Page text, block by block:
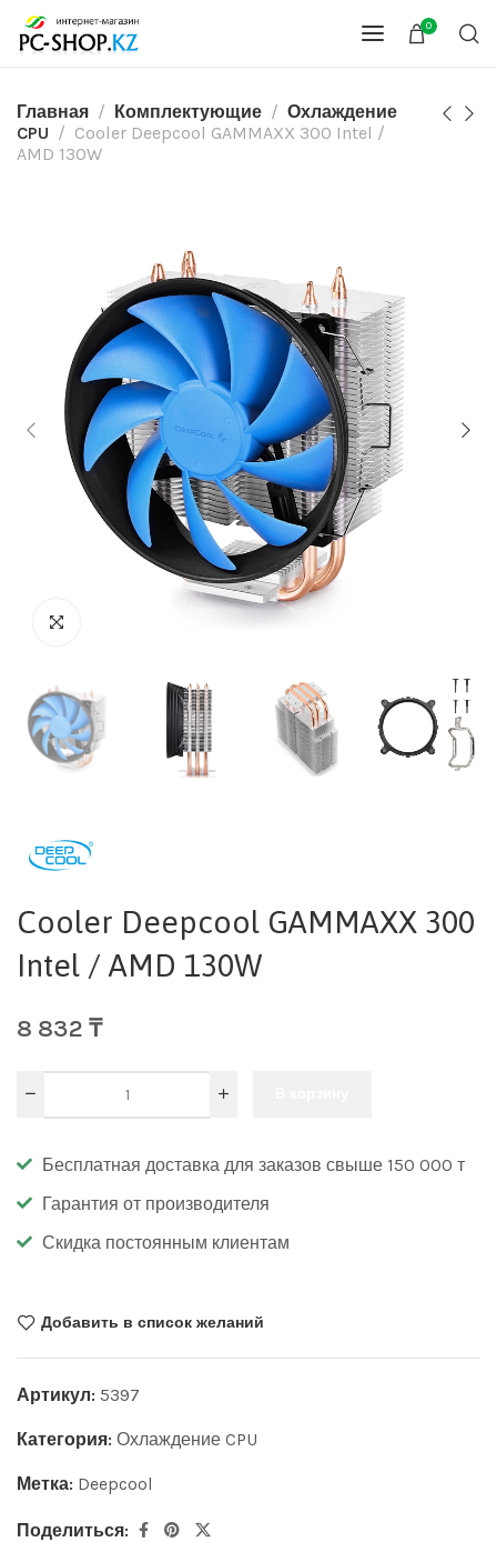
0
Главная Комплектующие
Охлаждение
CPU
Cooler Deepcool GAMMAXX 300 Intel /
AMD 130W
Cooler Deepcool GAMMAXX 300
Intel / AMD 130W
8 832 ₸
Бесплатная доставка для заказов свыше 150 000 т
Гарантия от производителя
Скидка постоянным клиентам
Добавить в список желаний
Артикул: 5397
Категория: Охлаждение CPU
Метка: Deepcool
Поделиться: